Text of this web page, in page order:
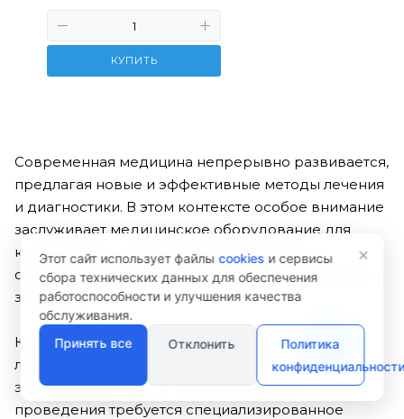
Здравствуйте! Готов помочь
вам. Напишите мне, если у
вас появятся вопросы.
КУПИТЬ
Современная медицина непрерывно развивается,
предлагая новые и эффективные методы лечения
и диагностики. В этом контексте особое внимание
заслуживает медицинское оборудование для
криотерапии и криодеструкции, которое
открывает новые горизонты в лечении различных
заболеваний.
Криотерапия и криодеструкция – это методы
лечения, основанные на использовании
экстремально низких температур. Для их
проведения требуется специализированное
Этот сайт использует файлыcookies и сервисы
сбора технических данных для обеспечения
работоспособности и улучшения качества
обслуживания.
Принять все
Отклонить
Политика
конфиденциальности
×